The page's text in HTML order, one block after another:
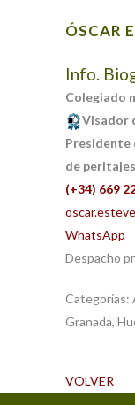
ÓSCAR
Info.
Colegiado
Visador
Presidente
de peritajes
(+34) 669
WhatsApp
Despacho
Categorías:
Granada,
VOLVER